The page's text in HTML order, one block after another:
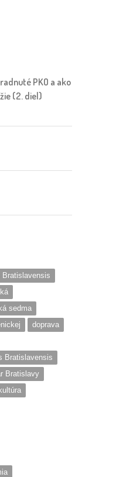
PKO a ako
(2. diel)
Bratislavensis
sedma
doprava
Bratislavensis
Bratislavy
kultúra